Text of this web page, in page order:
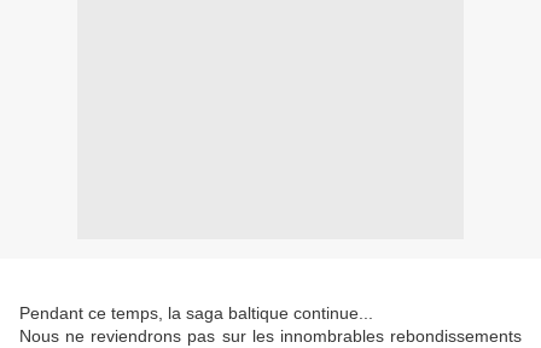
Pendant ce temps, la saga baltique continue...
Nous ne reviendrons pas sur les innombrables rebondissements